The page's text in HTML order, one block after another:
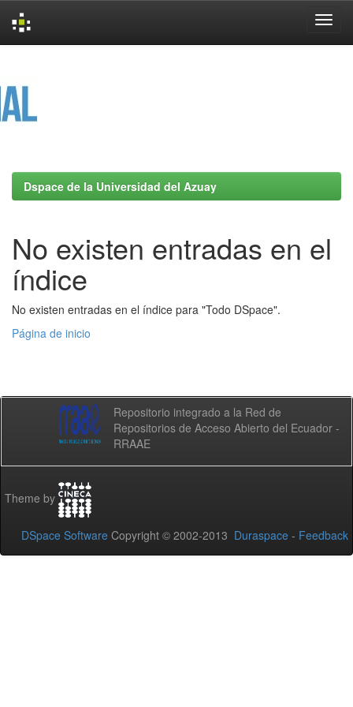
Dspace de la Universidad del Azuay
No existen entradas en el
índice
No existen entradas en el índice para "Todo DSpace".
Página de inicio
Repositorio integrado a la Red de
Repositorios de Acceso Abierto del Ecuador -
RRAAE
Theme by
DSpace Software Copyright © 2002-2013 Duraspace - Feedback